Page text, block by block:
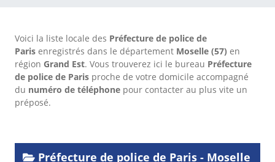
Voici la liste locale des Préfecture de police de
Paris enregistrés dans le département Moselle (57) en
région Grand Est. Vous trouverez ici le bureau Préfecture
de police de Paris proche de votre domicile accompagné
du numéro de téléphone pour contacter au plus vite un
préposé.
Préfecture de police de Paris - Moselle